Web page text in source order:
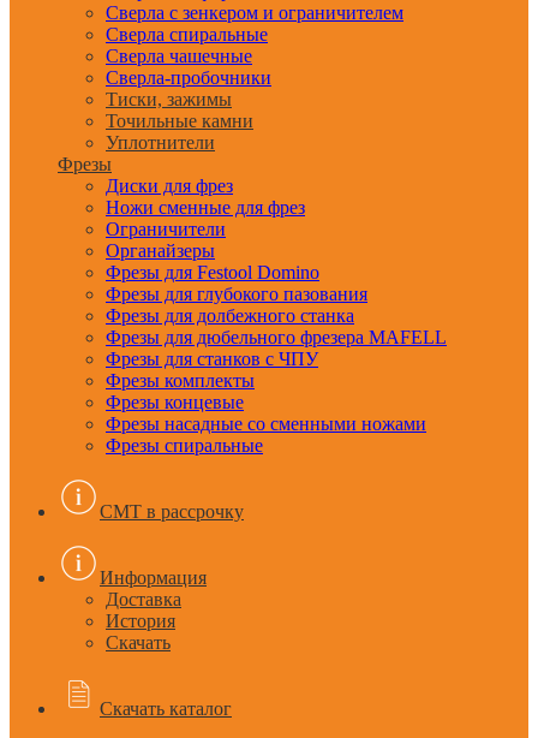
Сверла с зенкером и ограничителем
Сверла спиральные
Сверла чашечные
Сверла-пробочники
Тиски, зажимы
Точильные камни
Уплотнители
Фрезы
Диски для фрез
Ножи сменные для фрез
Ограничители
Органайзеры
Фрезы для Festool Domino
Фрезы для глубокого пазования
Фрезы для долбежного станка
Фрезы для дюбельного фрезера MAFELL
Фрезы для станков с ЧПУ
Фрезы комплекты
Фрезы концевые
Фрезы насадные со сменными ножами
Фрезы спиральные
CMT в рассрочку
Информация
Доставка
История
Скачать
Скачать каталог